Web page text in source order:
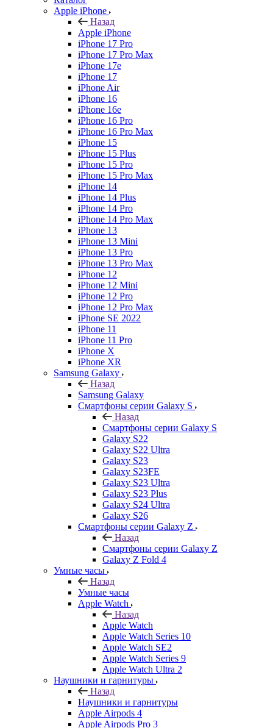
Apple iPhone
Назад
Apple iPhone
iPhone 17 Pro
iPhone 17 Pro Max
iPhone 17e
iPhone 17
iPhone Air
iPhone 16
iPhone 16e
iPhone 16 Pro
iPhone 16 Pro Max
iPhone 15
iPhone 15 Plus
iPhone 15 Pro
iPhone 15 Pro Max
iPhone 14
iPhone 14 Plus
iPhone 14 Pro
iPhone 14 Pro Max
iPhone 13
iPhone 13 Mini
iPhone 13 Pro
iPhone 13 Pro Max
iPhone 12
iPhone 12 Mini
iPhone 12 Pro
iPhone 12 Pro Max
iPhone SE 2022
iPhone 11
iPhone 11 Pro
iPhone X
iPhone XR
Samsung Galaxy
Назад
Samsung Galaxy
Смартфоны серии Galaxy S
Назад
Смартфоны серии Galaxy S
Galaxy S22
Galaxy S22 Ultra
Galaxy S23
Galaxy S23FE
Galaxy S23 Ultra
Galaxy S23 Plus
Galaxy S24 Ultra
Galaxy S26
Смартфоны серии Galaxy Z
Назад
Смартфоны серии Galaxy Z
Galaxy Z Fold 4
Умные часы
Назад
Умные часы
Apple Watch
Назад
Apple Watch
Apple Watch Series 10
Apple Watch SE2
Apple Watch Series 9
Apple Watch Ultra 2
Наушники и гарнитуры
Назад
Наушники и гарнитуры
Apple Airpods 4
Apple Airpods Pro 3